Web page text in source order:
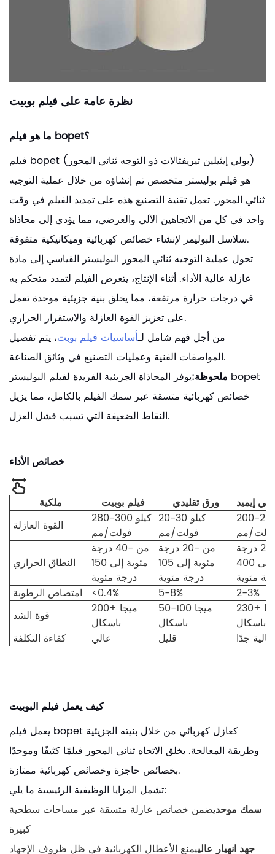
نظرة عامة على فيلم بوبيت
ما هو فيلم bopet؟
فيلم bopet (بولي إيثيلين تيريفثالات ذو التوجه ثنائي المحور)
هو فيلم بوليستر متخصص تم إنشاؤه من خلال عملية التوجيه
ثنائي المحور. تعمل تقنية التصنيع هذه على تمديد الفيلم في وقت
واحد في كل من الاتجاهين الآلي والعرضي، مما يؤدي إلى محاذاة
سلاسل البوليمر لإنشاء خصائص كهربائية وميكانيكية متفوقة.
تحول عملية التوجيه ثنائي المحور البوليستر القياسي إلى مادة
عازلة عالية الأداء. أثناء الإنتاج، يتعرض الفيلم لتمدد متحكم به
في درجات حرارة مرتفعة، مما يخلق بنية جزيئية موحدة تعمل
على تعزيز القوة العازلة والاستقرار الحراري.
من أجل فهم شامل لـأساسيات فيلم بوبت، يتم تفصيل
المواصفات الفنية وعمليات التصنيع في وثائق الصناعة.
ملحوظة:يوفر المحاذاة الجزيئية الفريدة لفيلم البوليستر bopet
خصائص كهربائية متسقة عبر سمك الفيلم بالكامل، مما يزيل
النقاط الضعيفة التي تسبب فشل العزل.
خصائص الأداء
ملكية فيلم بوبيت ورق تقليدي
إيميد
القوة العازلة
280-300 كيلو
فولت/مم
20-30 كيلو
فولت/مم
250 كيلو
مم
النطاق الحراري
من -40 درجة
مئوية إلى 150
درجة مئوية
من -20 درجة
مئوية إلى 105
درجة مئوية
من -269 درجة
مئوية إلى 400
مئوية
امتصاص الرطوبة
<0.4% 5-8%
2-3%
قوة الشد
200+ ميجا
باسكال
50-100 ميجا
باسكال
230+ ميجا
باسكال
كفاءة التكلفة
عالي قليل عالية جدًا
كيف يعمل فيلم البوبيت
يعمل فيلم bopet كعازل كهربائي من خلال بنيته الجزيئية
وطريقة المعالجة. يخلق الاتجاه ثنائي المحور فيلمًا كثيفًا وموحدًا
بخصائص حاجزة وخصائص كهربائية ممتازة.
تشمل المزايا الوظيفية الرئيسية ما يلي:
سمك موحديضمن خصائص عازلة متسقة عبر مساحات سطحية
كبيرة
جهد انهيار عالييمنع الأعطال الكهربائية في ظل ظروف الإجهاد